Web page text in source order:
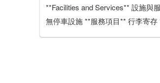
**Facilities and Services** 設施與
無停車設施 **服務項目** 行李寄